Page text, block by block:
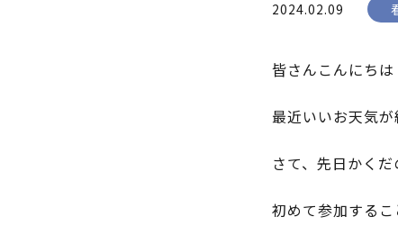
2024.02.09
皆さんこんにち
最近いいお天気
さて、先日かく
初めて参加する